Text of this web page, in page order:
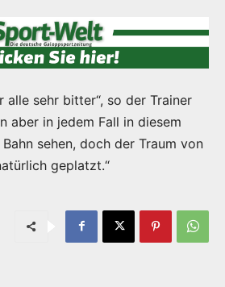
alle sehr bitter“, so der Trainer
aber in jedem Fall in diesem
sehen, doch der Traum von
geplatzt.“